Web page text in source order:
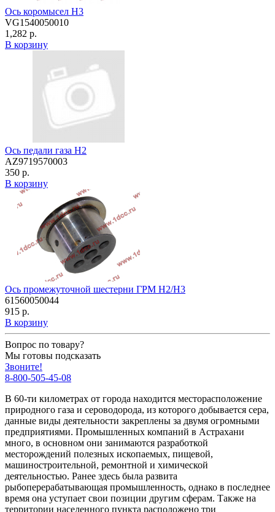
Ось коромысел H3
VG1540050010
1,282 р.
В корзину
Ось педали газа H2
AZ9719570003
350 р.
В корзину
Ось промежуточной шестерни ГРМ H2/H3
61560050044
915 р.
В корзину
Вопрос по товару?
Мы готовы подсказать
Звоните!
8-800-505-45-08
В 60-ти километрах от города находится месторасположение
природного газа и сероводорода, из которого добывается сера,
данные виды деятельности закреплены за двумя огромными
предприятиями. Промышленных компаний в Астрахани
много, в основном они занимаются разработкой
месторождений полезных ископаемых, пищевой,
машиностроительной, ремонтной и химической
деятельностью. Ранее здесь была развита
рыбоперерабатывающая промышленность, однако в последнее
время она уступает свои позиции другим сферам. Также на
территории населенного пункта расположено три